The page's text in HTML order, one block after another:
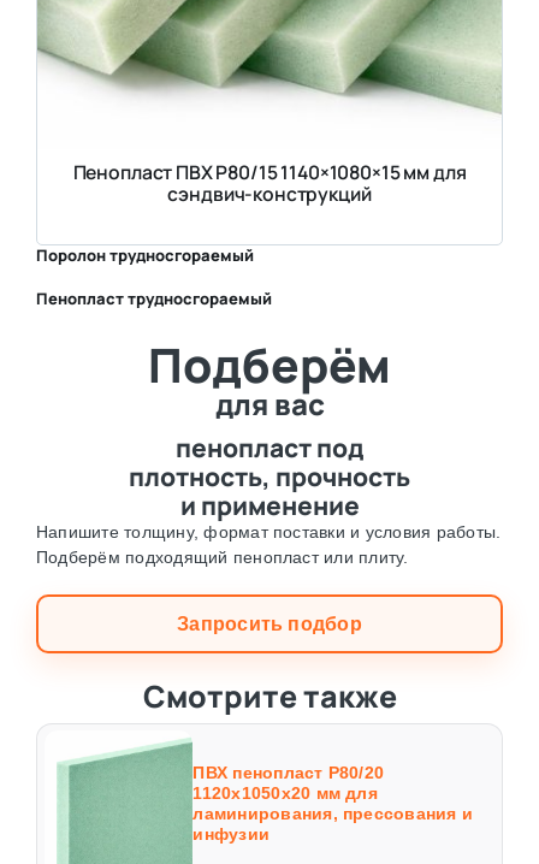
Пенопласт ПВХ Р80/15 1140×1080×15 мм для
сэндвич-конструкций
Поролон трудносгораемый
Пенопласт трудносгораемый
Подберём
для вас
пенопласт под
плотность, прочность
и применение
Напишите толщину, формат поставки и условия работы.
Подберём подходящий пенопласт или плиту.
Запросить подбор
Смотрите также
ПВХ пенопласт Р80/20
1120х1050х20 мм для
ламинирования, прессования и
инфузии